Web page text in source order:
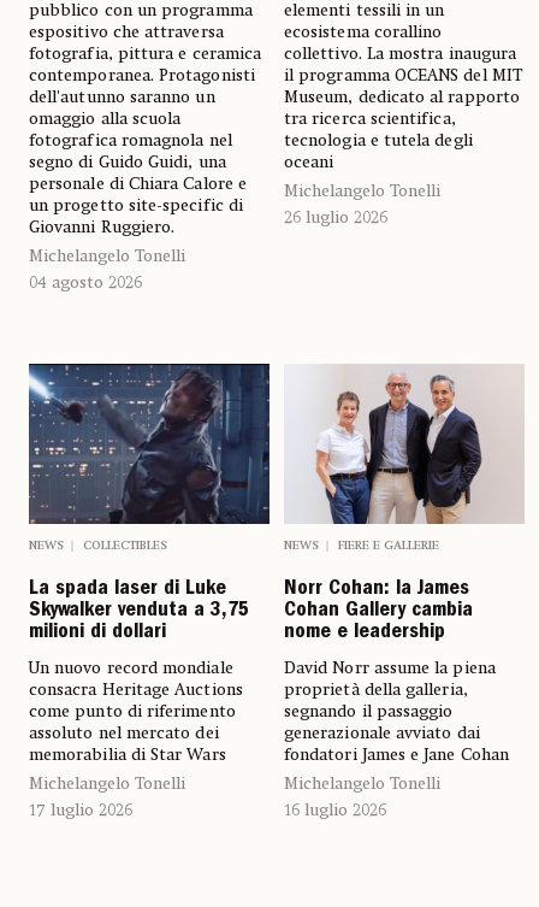
pubblico con un programma
espositivo che attraversa
fotografia, pittura e ceramica
contemporanea. Protagonisti
dell'autunno saranno un
omaggio alla scuola
fotografica romagnola nel
segno di Guido Guidi, una
personale di Chiara Calore e
un progetto site-specific di
Giovanni Ruggiero.
Michelangelo Tonelli
04 agosto 2026
elementi tessili in un
ecosistema corallino
collettivo. La mostra inaugura
il programma OCEANS del MIT
Museum, dedicato al rapporto
tra ricerca scientifica,
tecnologia e tutela degli
oceani
Michelangelo Tonelli
26 luglio 2026
NEWS COLLECTIBLES
La spada laser di Luke
Skywalker venduta a 3,75
milioni di dollari
Un nuovo record mondiale
consacra Heritage Auctions
come punto di riferimento
assoluto nel mercato dei
memorabilia di Star Wars
Michelangelo Tonelli
17 luglio 2026
NEWS FIERE E GALLERIE
Norr Cohan: la James
Cohan Gallery cambia
nome e leadership
David Norr assume la piena
proprietà della galleria,
segnando il passaggio
generazionale avviato dai
fondatori James e Jane Cohan
Michelangelo Tonelli
16 luglio 2026